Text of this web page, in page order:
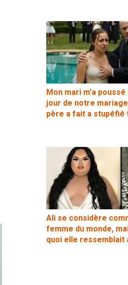
Mon mari m’a
jour de notre
père a fait a stupéfié
Ali se considère
femme du monde,
quoi elle ressemblait